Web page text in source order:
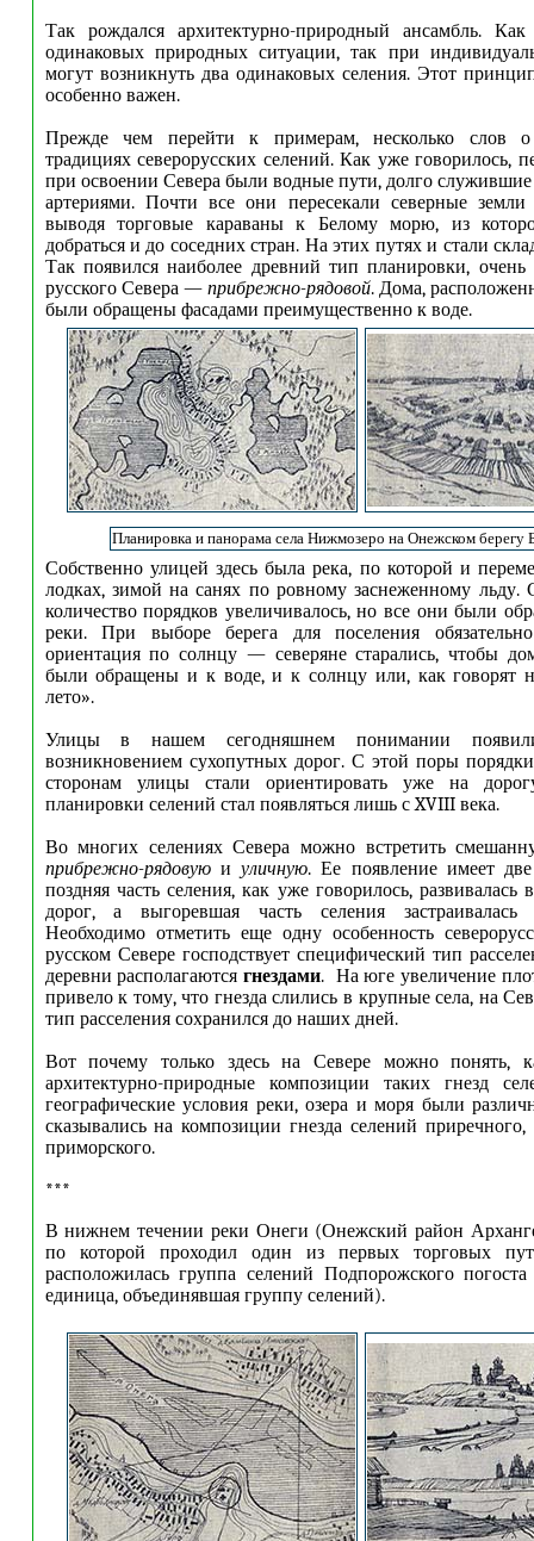
Так рождался архитектурно-природный ансамбль.
одинаковых природных ситуации, так при
могут возникнуть два одинаковых селения. Этот
особенно важен.
Прежде чем перейти к примерам, несколько слов о
традициях северорусских селений. Как уже говорилось,
при освоении Севера были водные пути, долго
артериями. Почти все они пересекали северные
выводя торговые караваны к Белому морю, из
добраться и до соседних стран. На этих путях и стали
Так появился наиболее древний тип планировки, очень
русского Севера — прибрежно-рядовой. Дома,
были обращены фасадами преимущественно к воде.
Планировка и панорама села Нижмозеро на Онежском берегу
Собственно улицей здесь была река, по которой и
лодках, зимой на санях по ровному заснеженному льду.
количество порядков увеличивалось, но все они были
реки. При выборе берега для поселения
ориентация по солнцу — северяне старались, чтобы
были обращены и к воде, и к солнцу или, как говорят
лето».
Улицы в нашем сегодняшнем понимании
возникновением сухопутных дорог. С этой поры
сторонам улицы стали ориентировать уже на
планировки селений стал появляться лишь с XVIII века.
Во многих селениях Севера можно встретить
прибрежно-рядовуюи уличную. Ее появление имеет
поздняя часть селения, как уже говорилось, развивалась
дорог, а выгоревшая часть селения
Необходимо отметить еще одну особенность
русском Севере господствует специфический тип
деревни располагаются гнездами. На юге увеличение
привело к тому, что гнезда слились в крупные села, на
тип расселения сохранился до наших дней.
Вот почему только здесь на Севере можно понять,
архитектурно-природные композиции таких гнезд
географические условия реки, озера и моря были
сказывались на композиции гнезда селений
приморского.
***
В нижнем течении реки Онеги (Онежский район
по которой проходил один из первых торговых
расположилась группа селений Подпорожского
единица, объединявшая группу селений).